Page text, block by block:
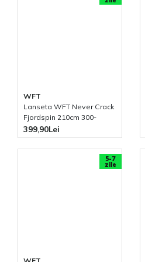
WFT
Lanseta WFT Never Crack
Fjordspin 210cm 300-
1000g
399,90Lei
5-7
zile